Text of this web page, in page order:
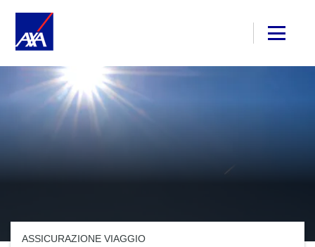
ASSICURAZIONE VIAGGIO